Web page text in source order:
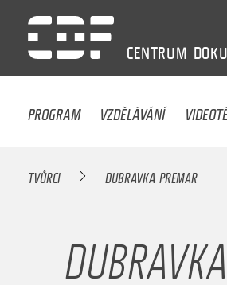
CENTRUM
PROGRAM VZDĚLÁVÁNÍ
TVŮRCI DUBRAVKA PREMAR